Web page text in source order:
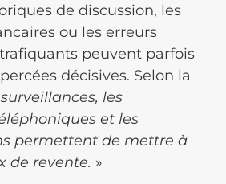
de discussion, les
ou les erreurs
peuvent parfois
décisives. Selon la
les
et les
permettent de mettre à
de revente. »